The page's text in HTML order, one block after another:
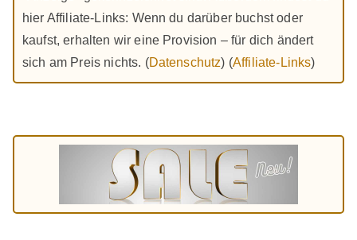
hier Affiliate-Links: Wenn du darüber buchst oder
kaufst, erhalten wir eine Provision – für dich ändert
sich am Preis nichts. (Datenschutz) (Affiliate-Links)